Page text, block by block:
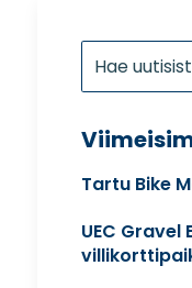
Etsi:
for...
Tartu Bike
UEC